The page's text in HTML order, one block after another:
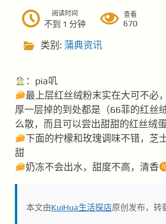
阅读时间
不到 1 分钟
查看
670
类别: 蒲典资讯
：pia叽
最上层红丝绒粉末实在大可不必
厚一层掉的到处都是（66菲的红丝
么散，而且可以尝出甜甜的红丝绒蛋
下面的柠檬和玫瑰调味不错，芝
甜
奶冻不会出水，甜度不高，清香
本文由KuiHua生活探店原创发布，转